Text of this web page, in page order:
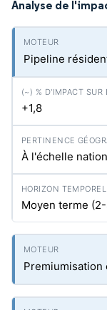
Analyse de
Pipeline
+1,8
À l'échelle
Moyen terme
Premiumisation